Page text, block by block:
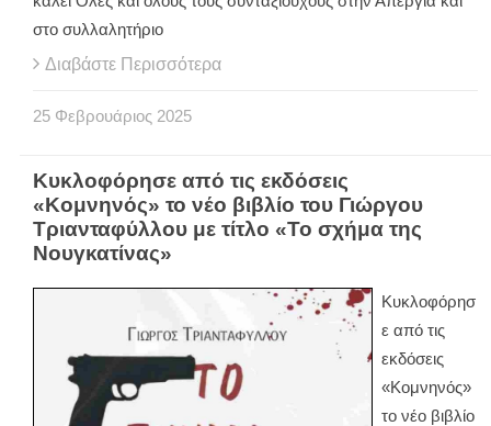
στο συλλαλητήριο
Διαβάστε Περισσότερα
25 Φεβρουάριος 2025
Κυκλοφόρησε από τις εκδόσεις
«Κομνηνός» το νέο βιβλίο του Γιώργου
Τριανταφύλλου με τίτλο «Το σχήμα της
Νουγκατίνας»
Κυκλοφόρησ
ε από τις
εκδόσεις
«Κομνηνός»
το νέο βιβλίο